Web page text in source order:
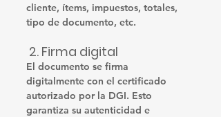
cliente, ítems, impuestos, totales,
tipo de documento, etc.
2. Firma digital
El documento se firma
digitalmente con el certificado
autorizado por la DGI. Esto
garantiza su autenticidad e